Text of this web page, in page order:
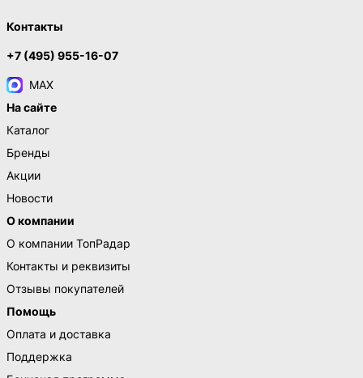
Контакты
+7 (495) 955-16-07
MAX
На сайте
Каталог
Бренды
Акции
Новости
О компании
О компании ТопРадар
Контакты и реквизиты
Отзывы покупателей
Помощь
Оплата и доставка
Поддержка